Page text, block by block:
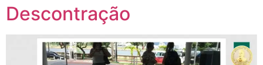
Descontração